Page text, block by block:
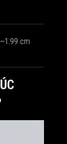
cm